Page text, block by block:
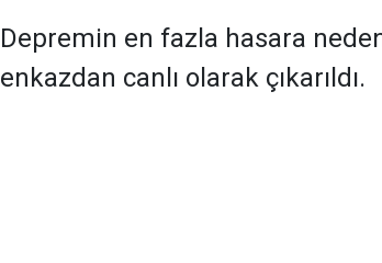
Depremin en fazla hasara
enkazdan canlı olarak çıkarıldı.